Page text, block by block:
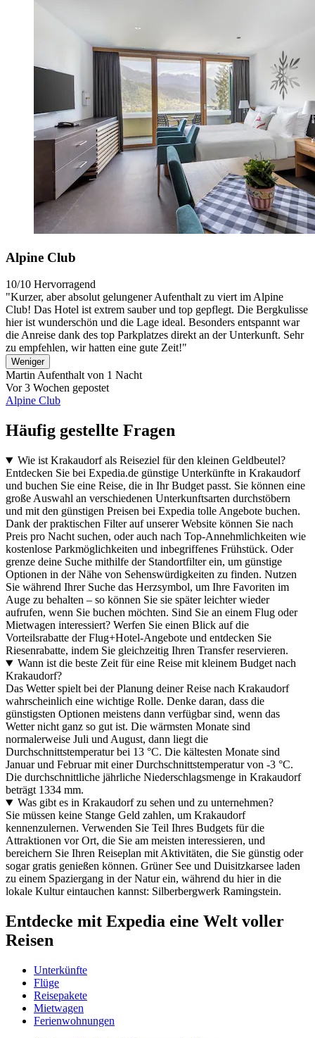
Alpine Club
10/10 Hervorragend
"Kurzer, aber absolut gelungener Aufenthalt zu viert im Alpine
Club! Das Hotel ist extrem sauber und top gepflegt. Die Bergkulisse
hier ist wunderschön und die Lage ideal. Besonders entspannt war
die Anreise dank des top Parkplatzes direkt an der Unterkunft. Sehr
zu empfehlen, wir hatten eine gute Zeit!"
Weniger
Martin Aufenthalt von 1 Nacht
Vor 3 Wochen gepostet
Alpine Club
Häufig gestellte Fragen
Wie ist Krakaudorf als Reiseziel für den kleinen Geldbeutel?
Entdecken Sie bei Expedia.de günstige Unterkünfte in Krakaudorf
und buchen Sie eine Reise, die in Ihr Budget passt. Sie können eine
große Auswahl an verschiedenen Unterkunftsarten durchstöbern
und mit den günstigen Preisen bei Expedia tolle Angebote buchen.
Dank der praktischen Filter auf unserer Website können Sie nach
Preis pro Nacht suchen, oder auch nach Top-Annehmlichkeiten wie
kostenlose Parkmöglichkeiten und inbegriffenes Frühstück. Oder
grenze deine Suche mithilfe der Standortfilter ein, um günstige
Optionen in der Nähe von Sehenswürdigkeiten zu finden. Nutzen
Sie während Ihrer Suche das Herzsymbol, um Ihre Favoriten im
Auge zu behalten – so können Sie sie später leichter wieder
aufrufen, wenn Sie buchen möchten. Sind Sie an einem Flug oder
Mietwagen interessiert? Werfen Sie einen Blick auf die
Vorteilsrabatte der Flug+Hotel-Angebote und entdecken Sie
Riesenrabatte, indem Sie gleichzeitig Ihren Transfer reservieren.
Wann ist die beste Zeit für eine Reise mit kleinem Budget nach
Krakaudorf?
Das Wetter spielt bei der Planung deiner Reise nach Krakaudorf
wahrscheinlich eine wichtige Rolle. Denke daran, dass die
günstigsten Optionen meistens dann verfügbar sind, wenn das
Wetter nicht ganz so gut ist. Die wärmsten Monate sind
normalerweise Juli und August, dann liegt die
Durchschnittstemperatur bei 13 °C. Die kältesten Monate sind
Januar und Februar mit einer Durchschnittstemperatur von -3 °C.
Die durchschnittliche jährliche Niederschlagsmenge in Krakaudorf
beträgt 1334 mm.
Was gibt es in Krakaudorf zu sehen und zu unternehmen?
Sie müssen keine Stange Geld zahlen, um Krakaudorf
kennenzulernen. Verwenden Sie Teil Ihres Budgets für die
Attraktionen vor Ort, die Sie am meisten interessieren, und
bereichern Sie Ihren Reiseplan mit Aktivitäten, die Sie günstig oder
sogar gratis genießen können. Grüner See und Duisitzkarsee laden
zu einem Spaziergang in der Natur ein, während du hier in die
lokale Kultur eintauchen kannst: Silberbergwerk Ramingstein.
Entdecke mit Expedia eine Welt voller
Reisen
Unterkünfte
Flüge
Reisepakete
Mietwagen
Ferienwohnungen